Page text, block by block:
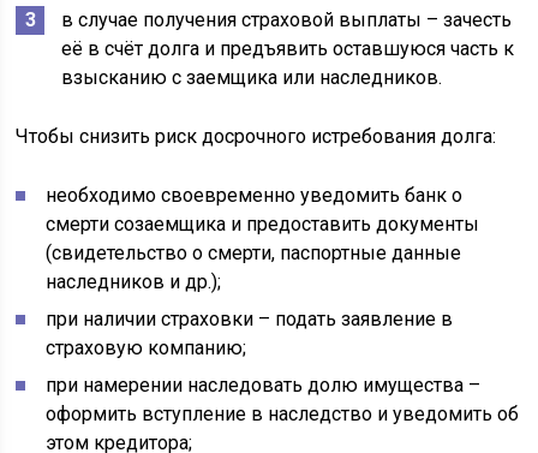
в случае получения страховой выплаты – зачесть
её в счёт долга и предъявить оставшуюся часть к
взысканию с заемщика или наследников.
Чтобы снизить риск досрочного истребования долга:
необходимо своевременно уведомить банк о
смерти созаемщика и предоставить документы
(свидетельство о смерти, паспортные данные
наследников и др.);
при наличии страховки – подать заявление в
страховую компанию;
при намерении наследовать долю имущества –
оформить вступление в наследство и уведомить об
этом кредитора;